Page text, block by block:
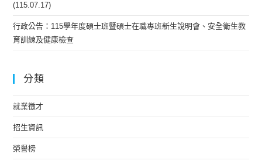
(115.07.17)
行政公告：115學年度碩士班暨碩士在職專班新生說明會、安全衛生教
育訓練及健康檢查
分類
就業徵才
招生資訊
榮譽榜